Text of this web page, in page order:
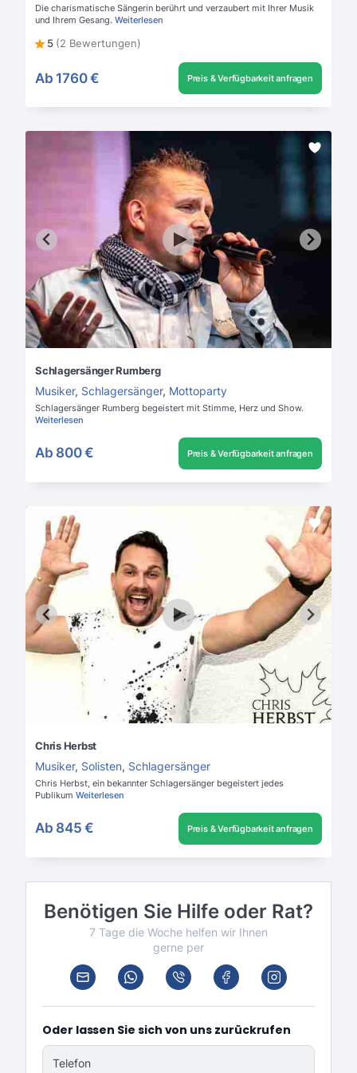
Die charismatische Sängerin berührt und verzaubert mit Ihrer Musik
und Ihrem Gesang. Weiterlesen
5 (2 Bewertungen)
Ab 1760 € Preis & Verfügbarkeit anfragen
Schlagersänger Rumberg
Musiker, Schlagersänger, Mottoparty
Schlagersänger Rumberg begeistert mit Stimme, Herz und Show.
Weiterlesen
Ab 800 € Preis & Verfügbarkeit anfragen
Chris Herbst
Musiker, Solisten, Schlagersänger
Chris Herbst, ein bekannter Schlagersänger begeistert jedes
Publikum Weiterlesen
Ab 845 € Preis & Verfügbarkeit anfragen
Benötigen Sie Hilfe oder Rat?
7 Tage die Woche helfen wir Ihnen
gerne per
Oder lassen Sie sich von uns zurückrufen
Telefon